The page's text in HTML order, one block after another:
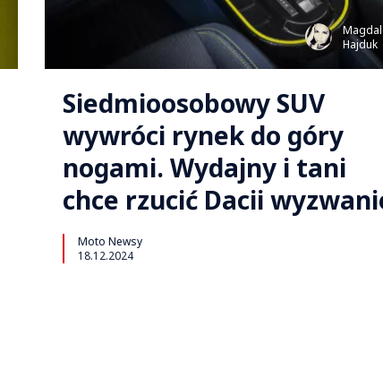
Hajduk
Siedmioosobowy SUV
wywróci rynek do góry
nogami. Wydajny i tani
chce rzucić Dacii
Moto Newsy
18.12.2024